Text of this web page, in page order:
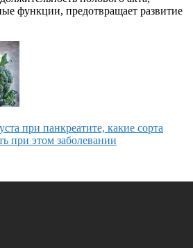
функции, предотвращает развитие
при панкреатите, какие сорта
при этом заболевании